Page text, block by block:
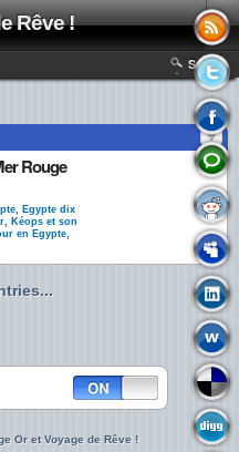
Rêve !
Search
Rouge
, Egypte dix
, Kéops et son
en Egypte,
Or et Voyage de Rêve !